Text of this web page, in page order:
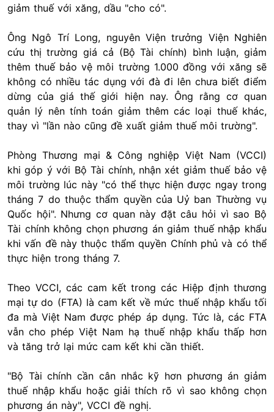
giảm thuế với xăng, dầu "cho có".
Ông Ngô Trí Long, nguyên Viện trưởng Viện Nghiên
cứu thị trường giá cả (Bộ Tài chính) bình luận, giảm
thêm thuế bảo vệ môi trường 1.000 đồng với xăng sẽ
không có nhiều tác dụng với đà đi lên chưa biết điểm
dừng của giá thế giới hiện nay. Ông rằng cơ quan
quản lý nên tính toán giảm thêm các loại thuế khác,
thay vì "lần nào cũng đề xuất giảm thuế môi trường".
Phòng Thương mại & Công nghiệp Việt Nam (VCCI)
khi góp ý với Bộ Tài chính, nhận xét giảm thuế bảo vệ
môi trường lúc này "có thể thực hiện được ngay trong
tháng 7 do thuộc thẩm quyền của Uỷ ban Thường vụ
Quốc hội". Nhưng cơ quan này đặt câu hỏi vì sao Bộ
Tài chính không chọn phương án giảm thuế nhập khẩu
khi vấn đề này thuộc thẩm quyền Chính phủ và có thể
thực hiện trong tháng 7.
Theo VCCI, các cam kết trong các Hiệp định thương
mại tự do (FTA) là cam kết về mức thuế nhập khẩu tối
đa mà Việt Nam được phép áp dụng. Tức là, các FTA
vẫn cho phép Việt Nam hạ thuế nhập khẩu thấp hơn
và tăng trở lại mức cam kết khi cần thiết.
"Bộ Tài chính cần cân nhắc kỹ hơn phương án giảm
thuế nhập khẩu hoặc giải thích rõ vì sao không chọn
phương án này", VCCI đề nghị.